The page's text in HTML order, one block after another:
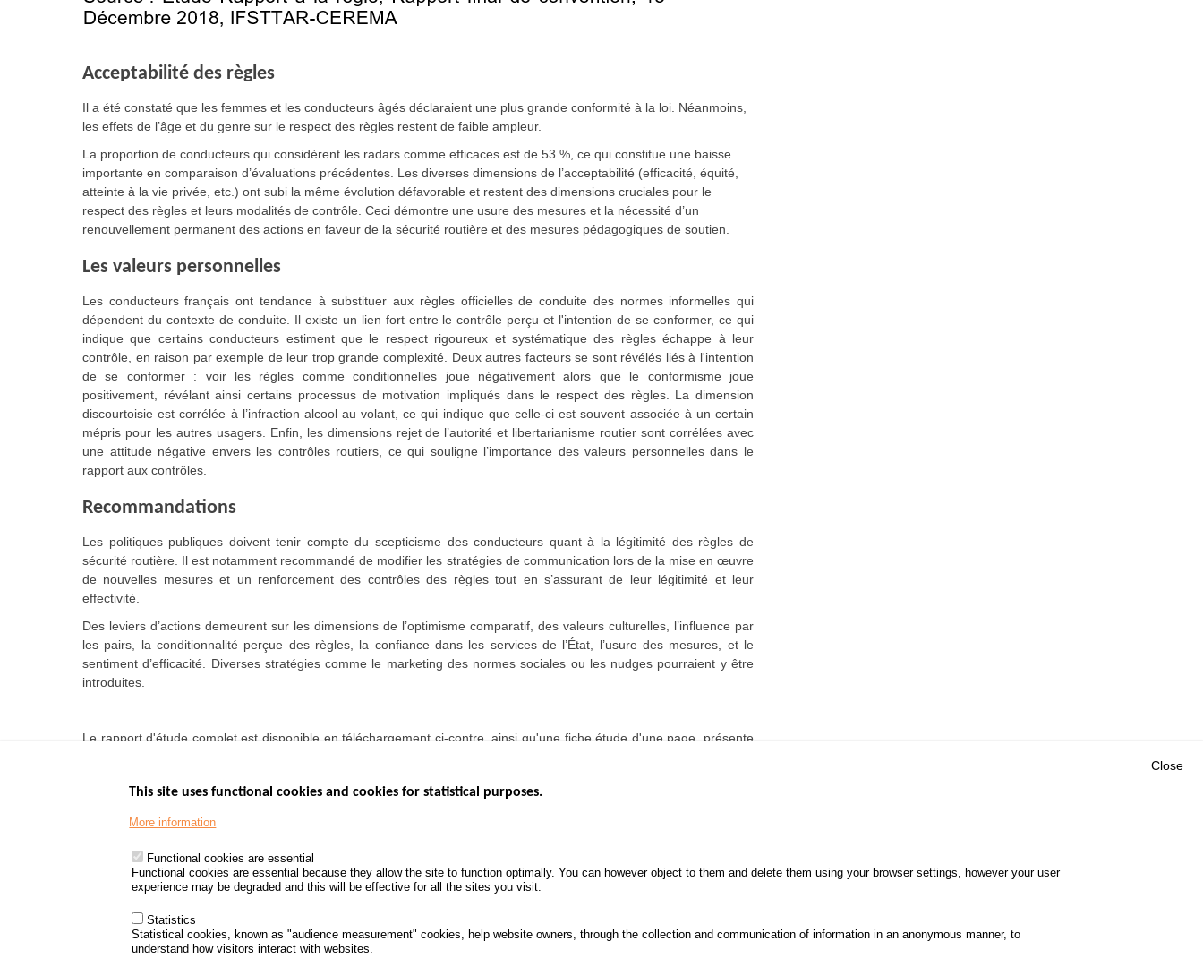
Acceptabilité des règles
Il a été constaté que les femmes et les conducteurs âgés déclaraient une plus grande conformité à la loi. Néanmoins,
les effets de l’âge et du genre sur le respect des règles restent de faible ampleur.
La proportion de conducteurs qui considèrent les radars comme efficaces est de 53 %, ce qui constitue une baisse
importante en comparaison d’évaluations précédentes. Les diverses dimensions de l’acceptabilité (efficacité, équité,
atteinte à la vie privée, etc.) ont subi la même évolution défavorable et restent des dimensions cruciales pour le
respect des règles et leurs modalités de contrôle. Ceci démontre une usure des mesures et la nécessité d’un
renouvellement permanent des actions en faveur de la sécurité routière et des mesures pédagogiques de soutien.
Les valeurs personnelles
Les conducteurs français ont tendance à substituer aux règles officielles de conduite des normes informelles qui
dépendent du contexte de conduite. Il existe un lien fort entre le contrôle perçu et l'intention de se conformer, ce qui
indique que certains conducteurs estiment que le respect rigoureux et systématique des règles échappe à leur
contrôle, en raison par exemple de leur trop grande complexité. Deux autres facteurs se sont révélés liés à l'intention
de se conformer : voir les règles comme conditionnelles joue négativement alors que le conformisme joue
positivement, révélant ainsi certains processus de motivation impliqués dans le respect des règles. La dimension
discourtoisie est corrélée à l’infraction alcool au volant, ce qui indique que celle-ci est souvent associée à un certain
mépris pour les autres usagers. Enfin, les dimensions rejet de l’autorité et libertarianisme routier sont corrélées avec
une attitude négative envers les contrôles routiers, ce qui souligne l’importance des valeurs personnelles dans le
rapport aux contrôles.
Recommandations
Les politiques publiques doivent tenir compte du scepticisme des conducteurs quant à la légitimité des règles de
sécurité routière. Il est notamment recommandé de modifier les stratégies de communication lors de la mise en œuvre
de nouvelles mesures et un renforcement des contrôles des règles tout en s’assurant de leur légitimité et leur
effectivité.
Des leviers d’actions demeurent sur les dimensions de l’optimisme comparatif, des valeurs culturelles, l’influence par
les pairs, la conditionnalité perçue des règles, la confiance dans les services de l’État, l’usure des mesures, et le
sentiment d’efficacité. Diverses stratégies comme le marketing des normes sociales ou les nudges pourraient y être
introduites.
Le rapport d'étude complet est disponible en téléchargement ci-contre, ainsi qu'une fiche étude d'une page, présente
www.data.gouv.fr
www.gouvernement.gouv.fr
www.legifrance.gouv.fr
Road Safety Annual Reports
Road traffic violations
DATA FROM ROAD ACCIDENTS
PROJECTS
Close
This site uses functional cookies and cookies for statistical purposes.
More information
Functional cookies are essential
Functional cookies are essential because they allow the site to function optimally. You can however object to them and delete them using your browser settings, however your user
experience may be degraded and this will be effective for all the sites you visit.
Statistics
Statistical cookies, known as "audience measurement" cookies, help website owners, through the collection and communication of information in an anonymous manner, to
understand how visitors interact with websites.